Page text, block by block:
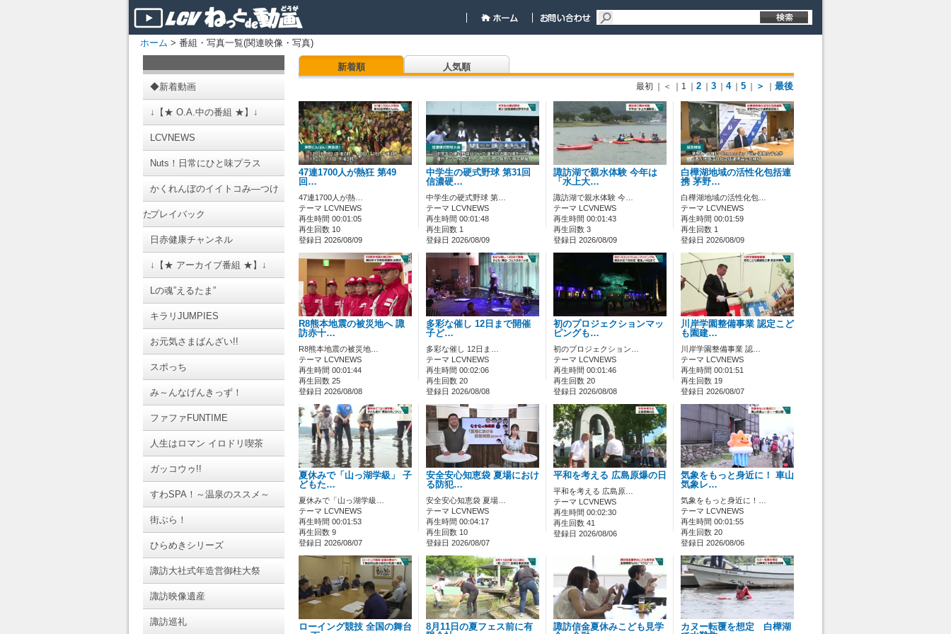
ホーム > 番組・写真一覧(関連映像・写真)
◆新着動画
↓【★ O.A.中の番組 ★】↓
LCVNEWS
Nuts！日常にひと味プラス
かくれんぼのイイトコみ―つけ
たプレイバック
日赤健康チャンネル
↓【★ アーカイブ番組 ★】↓
Lの魂”えるたま”
キラリJUMPIES
お元気さまばんざい!!
スポっち
み～んなげんきっず！
ファファFUNTIME
人生はロマン イロドリ喫茶
ガッコウゥ!!
すわSPA！～温泉のススメ～
街ぶら！
ひらめきシリーズ
諏訪大社式年造営御柱大祭
諏訪映像遺産
諏訪巡礼
新着順 人気順
最初 ｜＜ ｜1 2 3 4 5 ＞ 最後
47連1700人が熱狂 第49
回…
47連1700人が熱…
テーマ LCVNEWS
再生時間 00:01:05
再生回数 10
登録日 2026/08/09
中学生の硬式野球 第31回
信濃硬…
中学生の硬式野球 第…
テーマ LCVNEWS
再生時間 00:01:48
再生回数 1
登録日 2026/08/09
諏訪湖で親水体験 今年は
「水上大…
諏訪湖で親水体験 今…
テーマ LCVNEWS
再生時間 00:01:43
再生回数 3
登録日 2026/08/09
白樺湖地域の活性化包括連
携 茅野…
白樺湖地域の活性化包…
テーマ LCVNEWS
再生時間 00:01:59
再生回数 1
登録日 2026/08/09
R8熊本地震の被災地へ 諏
訪赤十…
R8熊本地震の被災地…
テーマ LCVNEWS
再生時間 00:01:44
再生回数 25
登録日 2026/08/08
多彩な催し 12日まで開催
子ど…
多彩な催し 12日ま…
テーマ LCVNEWS
再生時間 00:02:06
再生回数 20
登録日 2026/08/08
初のプロジェクションマッ
ピングも…
初のプロジェクション…
テーマ LCVNEWS
再生時間 00:01:46
再生回数 20
登録日 2026/08/08
川岸学園整備事業 認定こど
も園建…
川岸学園整備事業 認…
テーマ LCVNEWS
再生時間 00:01:51
再生回数 19
登録日 2026/08/07
夏休みで「山っ湖学級」 子
どもた…
夏休みで「山っ湖学級…
テーマ LCVNEWS
再生時間 00:01:53
再生回数 9
登録日 2026/08/07
安全安心知恵袋 夏場におけ
る防犯…
安全安心知恵袋 夏場…
テーマ LCVNEWS
再生時間 00:04:17
再生回数 10
登録日 2026/08/07
平和を考える 広島原爆の日
平和を考える 広島原…
テーマ LCVNEWS
再生時間 00:02:30
再生回数 41
登録日 2026/08/06
気象をもっと身近に！ 車山
気象レ…
気象をもっと身近に！…
テーマ LCVNEWS
再生時間 00:01:55
再生回数 20
登録日 2026/08/06
ローイング競技 全国の舞台
8月11日の夏フェス前に有
諏訪信金夏休みこども見学
カヌー転覆を想定 白樺湖